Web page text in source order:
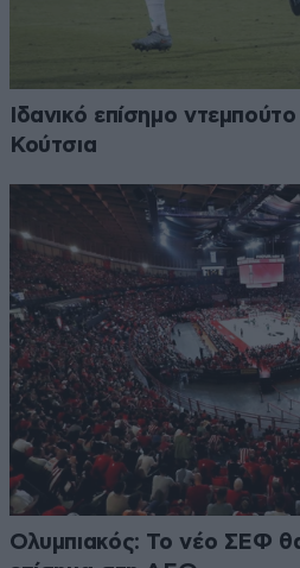
Ιδανικό επίσημο
Κούτσια
Ολυμπιακός: Το νέο ΣΕΦ